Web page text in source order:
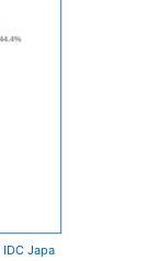
IDC Japa